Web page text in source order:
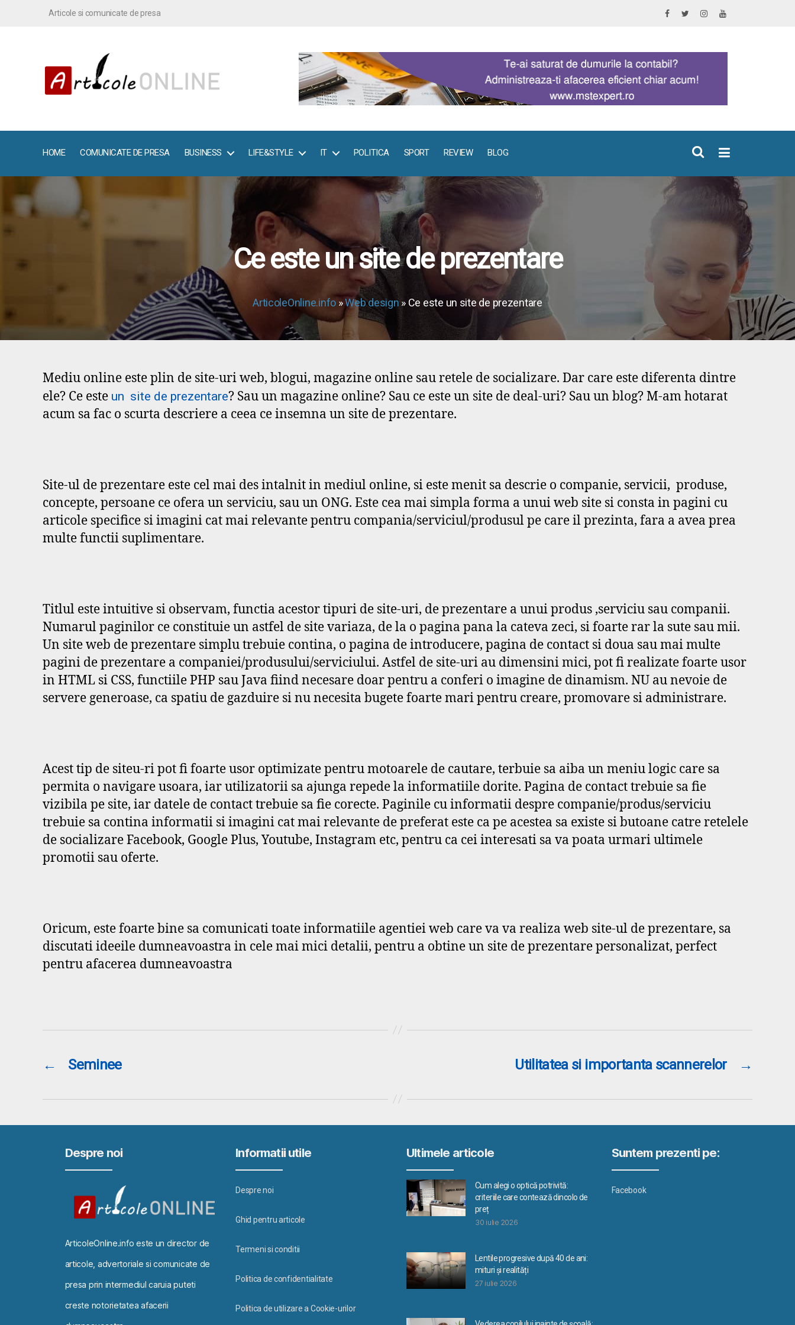
Articole si comunicate de presa
HOME COMUNICATE DE PRESA BUSINESS LIFE&STYLE IT POLITICA SPORT REVIEW BLOG
Ce este un site de prezentare
ArticoleOnline.info»Web design » Ce este un site de prezentare
Mediu online este plin de site-uri web, blogui, magazine online sau retele de socializare. Dar care este diferenta dintre
ele? Ce este un site de prezentare? Sau un magazine online? Sau ce este un site de deal-uri? Sau un blog? M-am hotarat
acum sa fac o scurta descriere a ceea ce insemna un site de prezentare.
Site-ul de prezentare este cel mai des intalnit in mediul online, si este menit sa descrie o companie, servicii, produse,
concepte, persoane ce ofera un serviciu, sau un ONG. Este cea mai simpla forma a unui web site si consta in pagini cu
articole specifice si imagini cat mai relevante pentru compania/serviciul/produsul pe care il prezinta, fara a avea prea
multe functii suplimentare.
Titlul este intuitive si observam, functia acestor tipuri de site-uri, de prezentare a unui produs ,serviciu sau companii.
Numarul paginilor ce constituie un astfel de site variaza, de la o pagina pana la cateva zeci, si foarte rar la sute sau mii.
Un site web de prezentare simplu trebuie contina, o pagina de introducere, pagina de contact si doua sau mai multe
pagini de prezentare a companiei/produsului/serviciului. Astfel de site-uri au dimensini mici, pot fi realizate foarte usor
in HTML si CSS, functiile PHP sau Java fiind necesare doar pentru a conferi o imagine de dinamism. NU au nevoie de
servere generoase, ca spatiu de gazduire si nu necesita bugete foarte mari pentru creare, promovare si administrare.
Acest tip de siteu-ri pot fi foarte usor optimizate pentru motoarele de cautare, terbuie sa aiba un meniu logic care sa
permita o navigare usoara, iar utilizatorii sa ajunga repede la informatiile dorite. Pagina de contact trebuie sa fie
vizibila pe site, iar datele de contact trebuie sa fie corecte. Paginile cu informatii despre companie/produs/serviciu
trebuie sa contina informatii si imagini cat mai relevante de preferat este ca pe acestea sa existe si butoane catre retelele
de socializare Facebook, Google Plus, Youtube, Instagram etc, pentru ca cei interesati sa va poata urmari ultimele
promotii sau oferte.
Oricum, este foarte bine sa comunicati toate informatiile agentiei web care va va realiza web site-ul de prezentare, sa
discutati ideeile dumneavoastra in cele mai mici detalii, pentru a obtine un site de prezentare personalizat, perfect
pentru afacerea dumneavoastra
← Seminee →
Utilitatea si importanta scannerelor
Despre noi
ArticoleOnline.info este un director de
articole, advertoriale si comunicate de
presa prin intermediul caruia puteti
creste notorietatea afacerii
Informatii utile
Despre noi
Ghid pentru articole
Termeni si conditii
Politica de confidentialitate
Politica de utilizare a Cookie-urilor
Ultimele articole
Cum alegi o optică potrivită:
criteriile care contează dincolo de
preț
30 iulie 2026
Lentile progresive după 40 de ani:
mituri și realități
27 iulie 2026
Suntem prezenti pe:
Facebook